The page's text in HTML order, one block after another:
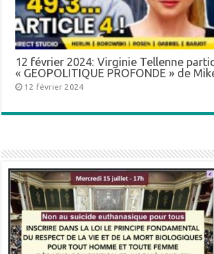
12 février 2024: Virginie Tellenne
« GEOPOLITIQUE PROFONDE » de
12 février 2024